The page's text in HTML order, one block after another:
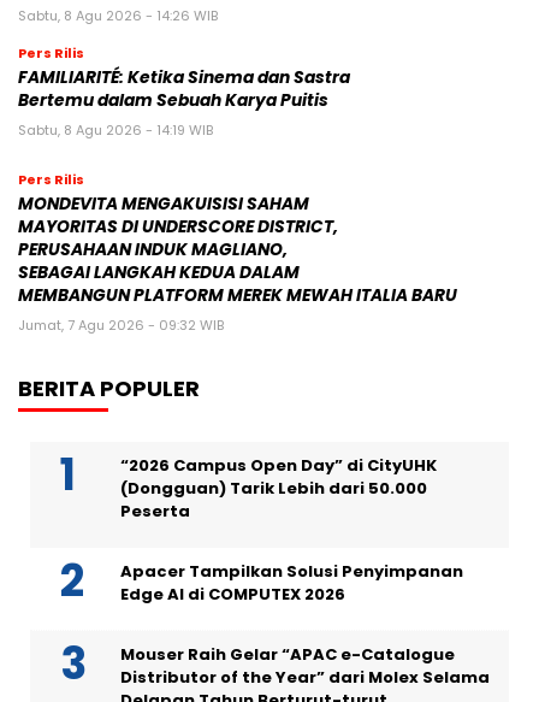
Sabtu, 8 Agu 2026 - 14:26 WIB
Pers Rilis
FAMILIARITÉ: Ketika Sinema dan Sastra
Bertemu dalam Sebuah Karya Puitis
Sabtu, 8 Agu 2026 - 14:19 WIB
Pers Rilis
MONDEVITA MENGAKUISISI SAHAM
MAYORITAS DI UNDERSCORE DISTRICT,
PERUSAHAAN INDUK MAGLIANO,
SEBAGAI LANGKAH KEDUA DALAM
MEMBANGUN PLATFORM MEREK MEWAH ITALIA BARU
Jumat, 7 Agu 2026 - 09:32 WIB
BERITA POPULER
“2026 Campus Open Day” di CityUHK
(Dongguan) Tarik Lebih dari 50.000
Peserta
Apacer Tampilkan Solusi Penyimpanan
Edge AI di COMPUTEX 2026
Mouser Raih Gelar “APAC e-Catalogue
Distributor of the Year” dari Molex Selama